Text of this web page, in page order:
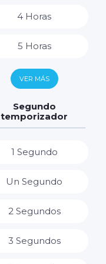
4 Horas
5 Horas
6 Horas
7 Horas
VER MÁS
Segundo
temporizador
1 Segundo
Un Segundo
2 Segundos
3 Segundos